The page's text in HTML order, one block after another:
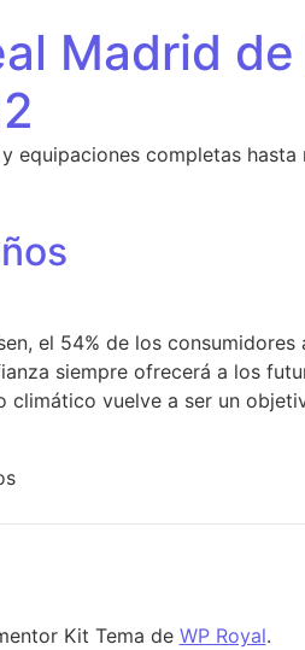
Madrid
equipaciones completas
el 54% de los
siempre ofrecerá a los
climático vuelve a ser un
en camiseta real madrid 100
Kit Tema de WP Royal.